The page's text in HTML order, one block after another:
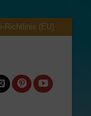
Richtlinie (EU)